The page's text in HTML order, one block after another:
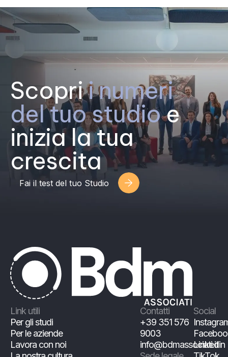
Scoprii numeri
del tuo studioe
inizia la tua
crescita
Fai il test del tuo Studio
Link utili
Per gli studi
Per le aziende
Lavora con noi
Contatti
+39 351 576
9003
info@bdmassociati.it
Social
Linkedin